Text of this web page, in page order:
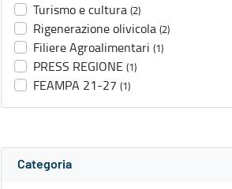
Turismo e cultura (2)
Rigenerazione olivicola (2)
Filiere Agroalimentari (1)
PRESS REGIONE (1)
FEAMPA 21-27 (1)
Categoria